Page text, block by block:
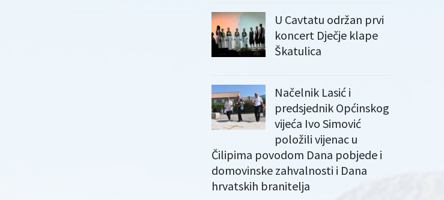
U Cavtatu održan prvi
koncert Dječje klape
Škatulica
Načelnik Lasić i
predsjednik Općinskog
vijeća Ivo Simović
položili vijenac u
Čilipima povodom Dana pobjede i
domovinske zahvalnosti i Dana
hrvatskih branitelja